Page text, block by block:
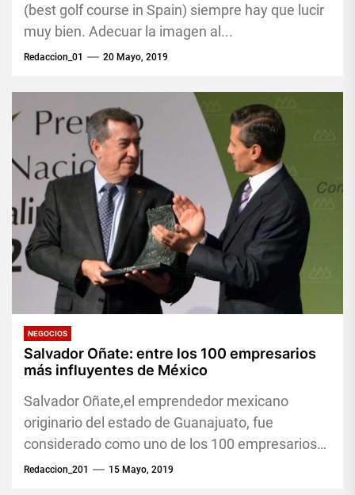
(best golf course in Spain) siempre hay que lucir
muy bien. Adecuar la imagen al...
Redaccion_01 20 Mayo, 2019
NEGOCIOS
Salvador Oñate: entre los 100 empresarios
más influyentes de México
Salvador Oñate,el emprendedor mexicano
originario del estado de Guanajuato, fue
considerado como uno de los 100 empresarios
más influyentes del 2018 según la revista de...
Redaccion_201 15 Mayo, 2019